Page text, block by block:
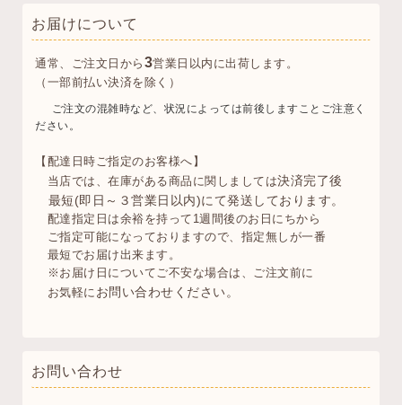
お届けについて
通常、ご注文日から 3営業日以内に出荷します。
（一部前払い決済を除く）
ご注文の混雑時など、状況によっては前後しますことご注意く
ださい。
【配達日時ご指定のお客様へ】
当店では、在庫がある商品に関しましては決済完了後
最短(即日～３営業日以内)にて発送しております。
配達指定日は余裕を持って1週間後のお日にちから
ご指定可能になっておりますので、指定無しが一番
最短でお届け出来ます。
※お届け日についてご不安な場合は、ご注文前に
お気軽に お問い合わせください。
お問い合わせ